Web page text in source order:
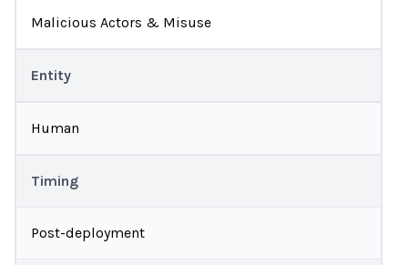
Malicious Actors & Misuse
Entity
Human
Timing
Post-deployment